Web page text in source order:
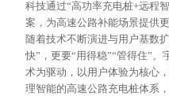
科技通过“高功率充电桩+远程
案，为高速公路补能场景提供
随着技术不断演进与用户基数
快”，更要“用得稳”“管得住”
术为驱动，以用户体验为核心
理智能的高速公路充电桩体系